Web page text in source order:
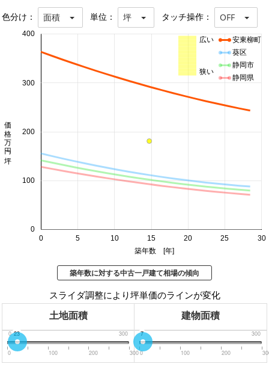
色分け： 面積 単位： 坪 タッチ操作： OFF
0 5 10 15 20 25 30
0
100
200
300
400
築年数 [年]
価格 万円/坪
安東柳町
葵区
静岡市
静岡県
広い
狭い
築年数に対する中古一戸建て相場の傾向
スライダ調整により坪単価のラインが変化
土地面積 建物面積
0 300
23
0 100 200 300
0 300
7
0 100 200